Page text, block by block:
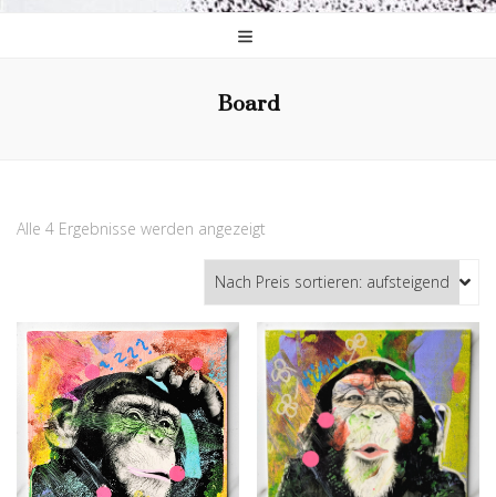
Board
Alle 4 Ergebnisse werden angezeigt
sortiert:
aufsteigend